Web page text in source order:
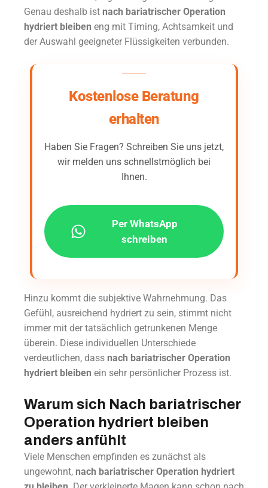
Genau deshalb ist nach bariatrischer Operation
hydriert bleiben eng mit Timing, Achtsamkeit und
der Auswahl geeigneter Flüssigkeiten verbunden.
Kostenlose Beratung
erhalten
Haben Sie Fragen? Schreiben Sie uns jetzt,
wir melden uns schnellstmöglich bei
Ihnen.
Per WhatsApp
schreiben
Hinzu kommt die subjektive Wahrnehmung. Das
Gefühl, ausreichend hydriert zu sein, stimmt nicht
immer mit der tatsächlich getrunkenen Menge
überein. Diese individuellen Unterschiede
verdeutlichen, dass nach bariatrischer Operation
hydriert bleiben ein sehr persönlicher Prozess ist.
Warum sich Nach bariatrischer
Operation hydriert bleiben
anders anfühlt
Viele Menschen empfinden es zunächst als
ungewohnt, nach bariatrischer Operation hydriert